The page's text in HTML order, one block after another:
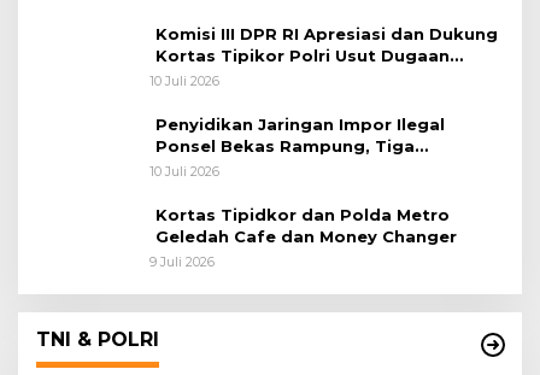
Komisi III DPR RI Apresiasi dan Dukung
Kortas Tipikor Polri Usut Dugaan
Korupsi Batu Bara
10 Juli 2026
Penyidikan Jaringan Impor Ilegal
Ponsel Bekas Rampung, Tiga
Tersangka Sudah P-21 dan Satu Buron
10 Juli 2026
Kortas Tipidkor dan Polda Metro
Geledah Cafe dan Money Changer
9 Juli 2026
TNI & POLRI